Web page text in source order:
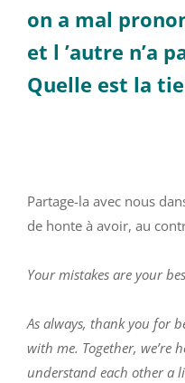
on a mal
et l ’autre n’a
Quelle est la
Partage-la avec nous
de honte à avoir, au
Your mistakes are your
As always, thank you for
with me. Together, we’re
understand each other a